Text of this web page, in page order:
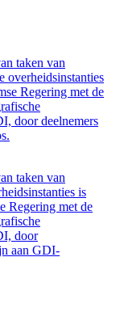
taken van
overheidsinstanties
Regering met de
door deelnemers
taken van
is
Regering met de
door
aan GDI-